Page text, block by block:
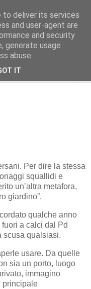
Per dire la stessa
squallidi e
un’altra metafora,
giardino”.
qualche anno
a calci dal Pd
scusa qualsiasi.
usare. Da quelle
sia un porto, luogo
immagino
principale
to deliver its services
and user-agent are
and security
generate usage
abuse.
IT